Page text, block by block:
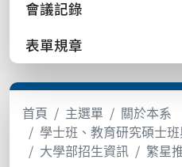
會議記錄
表單規章
首頁 主選單
關於本系
學士班、教育研究碩士
大學部招生資訊
繁星